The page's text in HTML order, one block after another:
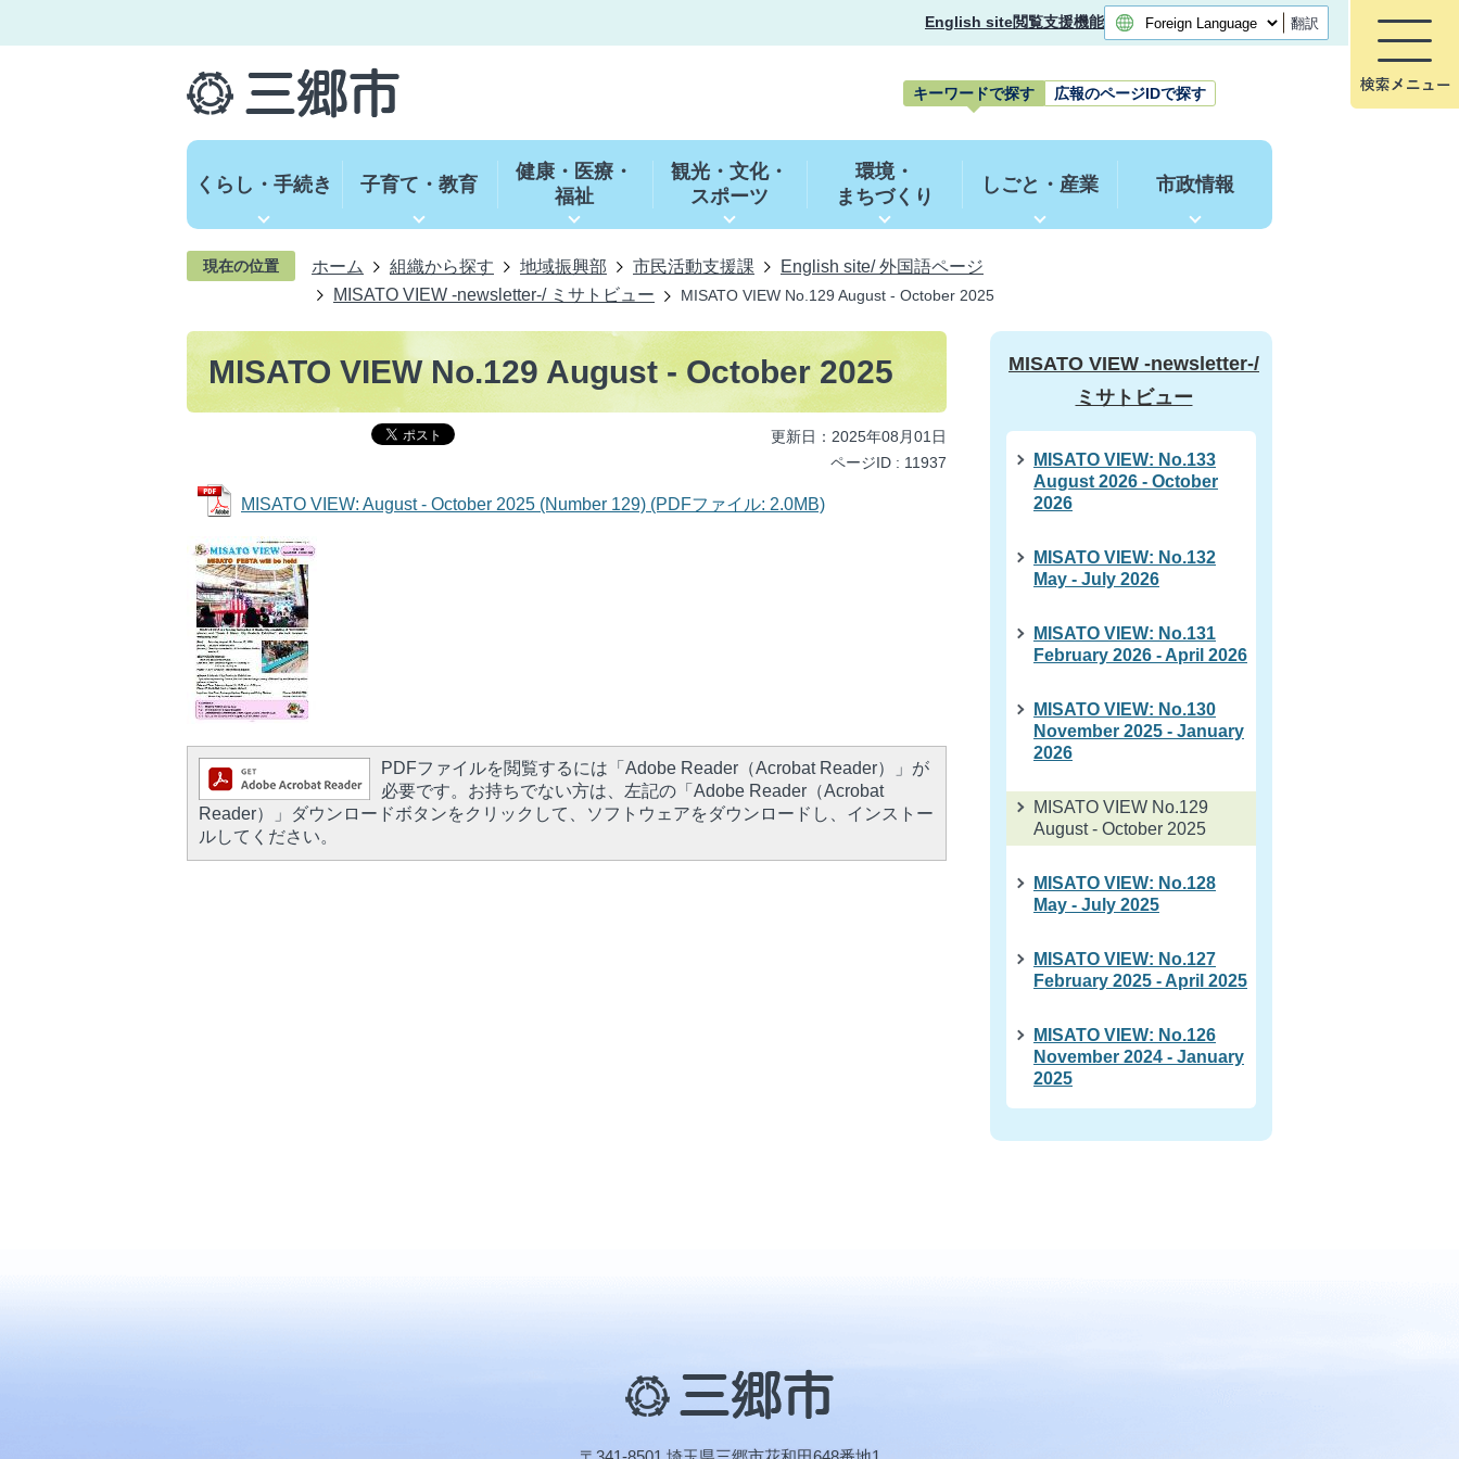
English site閲覧支援機能 翻訳
キーワードで探す 広報のページIDで探す
ワ
ー
索
くらし・手続き 子育て・教育
健康・医療・
福祉
観光・文化・
スポーツ
環境・
まちづくり
しごと・産業 市政情報
現在の位置 ホーム 組織から探す 地域振興部 市民活動支援課
English site/ 外国語ページ
MISATO VIEW -newsletter-/ ミサトビュー
MISATO VIEW No.129 August - October 2025
MISATO VIEW No.129 August - October 2025
更新日：2025年08月01日
ページID : 11937
MISATO VIEW: August - October 2025 (Number 129) (PDFファイル: 2.0MB)
PDFファイルを閲覧するには「Adobe Reader（Acrobat Reader）」が
必要です。お持ちでない方は、左記の「Adobe Reader（Acrobat
Reader）」ダウンロードボタンをクリックして、ソフトウェアをダウンロードし、インストー
ルしてください。
MISATO VIEW -newsletter-/
ミサトビュー
MISATO VIEW: No.133
August 2026 - October
2026
MISATO VIEW: No.132
May - July 2026
MISATO VIEW: No.131
February 2026 - April 2026
MISATO VIEW: No.130
November 2025 - January
2026
MISATO VIEW No.129
August - October 2025
MISATO VIEW: No.128
May - July 2025
MISATO VIEW: No.127
February 2025 - April 2025
MISATO VIEW: No.126
November 2024 - January
2025
三
郷